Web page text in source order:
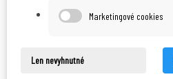
Marketingové cookies
Len nevyhnutné